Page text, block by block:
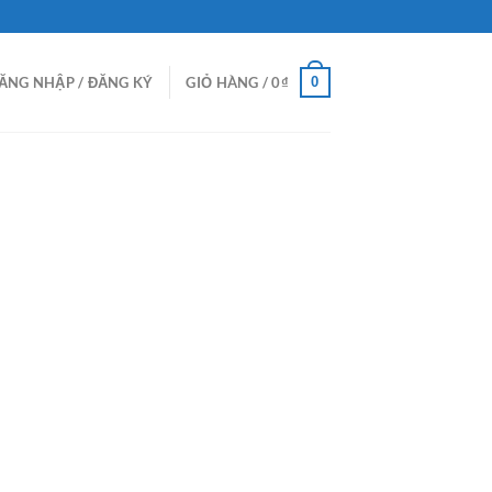
NHẬP / ĐĂNG KÝ GIỎ HÀNG /0₫ 0